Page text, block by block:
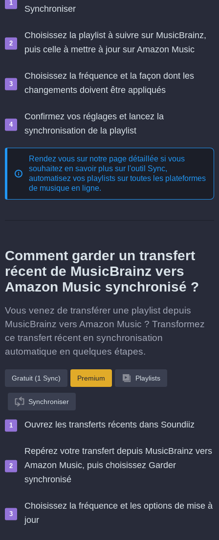
Synchroniser
Choisissez la playlist à suivre sur MusicBrainz,
puis celle à mettre à jour sur Amazon Music
Choisissez la fréquence et la façon dont les
changements doivent être appliqués
Confirmez vos réglages et lancez la
synchronisation de la playlist
Rendez vous sur notre page détaillée si vous
souhaitez en savoir plus sur l'outil Sync,
automatisez vos playlists sur toutes les plateformes
de musique en ligne.
Comment garder un transfert
récent de MusicBrainz vers
Amazon Music synchronisé ?
Vous venez de transférer une playlist depuis
MusicBrainz vers Amazon Music ? Transformez
ce transfert récent en synchronisation
automatique en quelques étapes.
Gratuit (1 Sync) Premium Playlists
Synchroniser
Ouvrez les transferts récents dans Soundiiz
Repérez votre transfert depuis MusicBrainz vers
Amazon Music, puis choisissez Garder
synchronisé
Choisissez la fréquence et les options de mise à
jour